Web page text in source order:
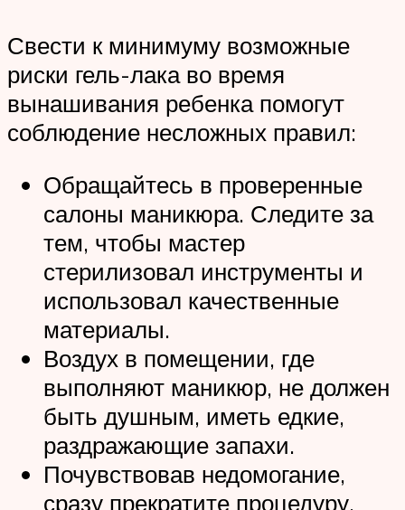
Свести к минимуму возможные
риски гель-лака во время
вынашивания ребенка помогут
соблюдение несложных правил:
Обращайтесь в проверенные
салоны маникюра. Следите за
тем, чтобы мастер
стерилизовал инструменты и
использовал качественные
материалы.
Воздух в помещении, где
выполняют маникюр, не должен
быть душным, иметь едкие,
раздражающие запахи.
Почувствовав недомогание,
сразу прекратите процедуру.